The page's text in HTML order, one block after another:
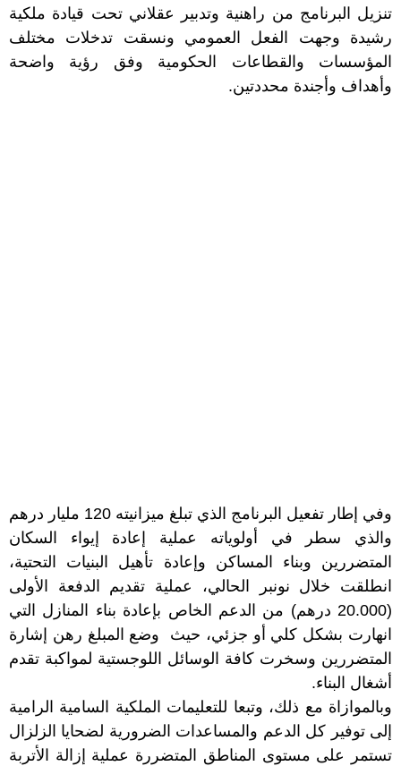
تنزيل البرنامج من راهنية وتدبير عقلاني تحت قيادة ملكية
رشيدة وجهت الفعل العمومي ونسقت تدخلات مختلف
المؤسسات والقطاعات الحكومية وفق رؤية واضحة
وأهداف وأجندة محددتين.
وفي إطار تفعيل البرنامج الذي تبلغ ميزانيته 120 مليار درهم
والذي سطر في أولوياته عملية إعادة إيواء السكان
المتضررين وبناء المساكن وإعادة تأهيل البنيات التحتية،
انطلقت خلال نونبر الحالي، عملية ‏تقديم الدفعة الأولى
(20.000 درهم) من الدعم الخاص بإعادة بناء المنازل التي
انهارت بشكل كلي ‏أو جزئي، حيث ‏ وضع المبلغ رهن إشارة
المتضررين وسخرت كافة الوسائل اللوجستية لمواكبة تقدم
أشغال البناء.
وبالموازاة مع ذلك، وتبعا للتعليمات الملكية السامية الرامية
إلى توفير كل الدعم والمساعدات الضرورية لضحايا الزلزال
تستمر على مستوى المناطق المتضررة عملية إزالة الأتربة